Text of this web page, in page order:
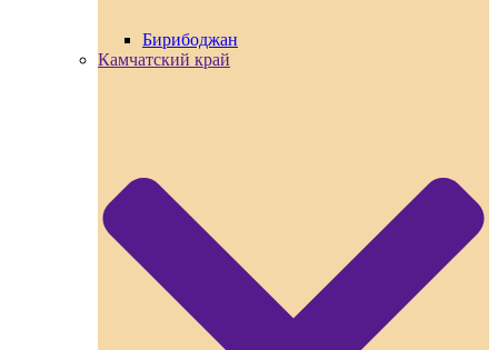
Бирибоджан
Камчатский край